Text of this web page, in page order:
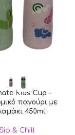
Kids Cup –
παγούρι με
450ml
Sip & Chill